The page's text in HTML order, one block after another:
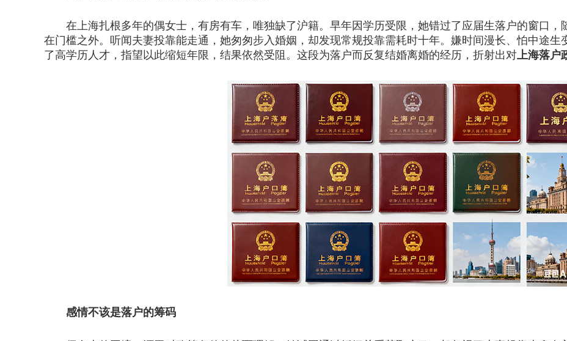
在上海扎根多年的偶女士，有房有车，唯独缺了沪籍。早年因学历受限，她错过了应届生落户的窗口，
在门槛之外。听闻夫妻投靠能走通，她匆匆步入婚姻，却发现常规投靠需耗时十年。嫌时间漫长、怕中途生
了高学历人才，指望以此缩短年限，结果依然受阻。这段为落户而反复结婚离婚的经历，折射出对上海落户
感情不该是落户的筹码